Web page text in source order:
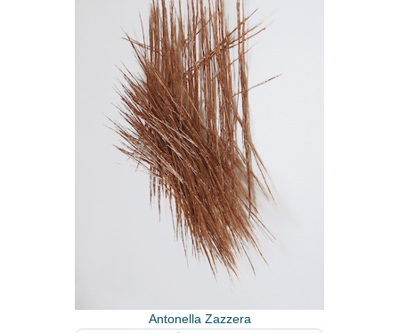
Antonella Zazzera